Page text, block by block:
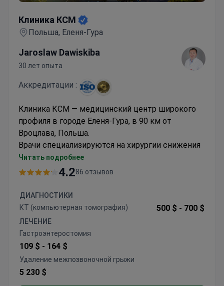
Клиника КСМ
Польша, Еленя-Гура
Jaroslaw Dawiskiba
30 лет опыта
Аккредитации :
Клиника КСМ — медицинский центр широкого
профиля в городе Еленя-Гура, в 90 км от
Вроцлава, Польша.
Врачи специализируются на хирургии снижения
веса, пластических операциях, ортопедии и
минимально-инвазивных вмешательствах на
Иностранным пациентам здесь предлагают
пакетные цены и персональный сервис. В
клинике КСМ принимают только взрослых.
Каждый год сюда приезжают 700 зарубежных
пациентов из Великобритании, Германии,
Исландии, Испании и Омана.
Читать подробнее
4.286 отзывов
ДИАГНОСТИКИ
КТ (компьютерная томография)
500 $ - 700 $
ЛЕЧЕНИЕ
Гастроэнтеростомия
109 $ - 164 $
Удаление межпозвоночной грыжи
5 230 $